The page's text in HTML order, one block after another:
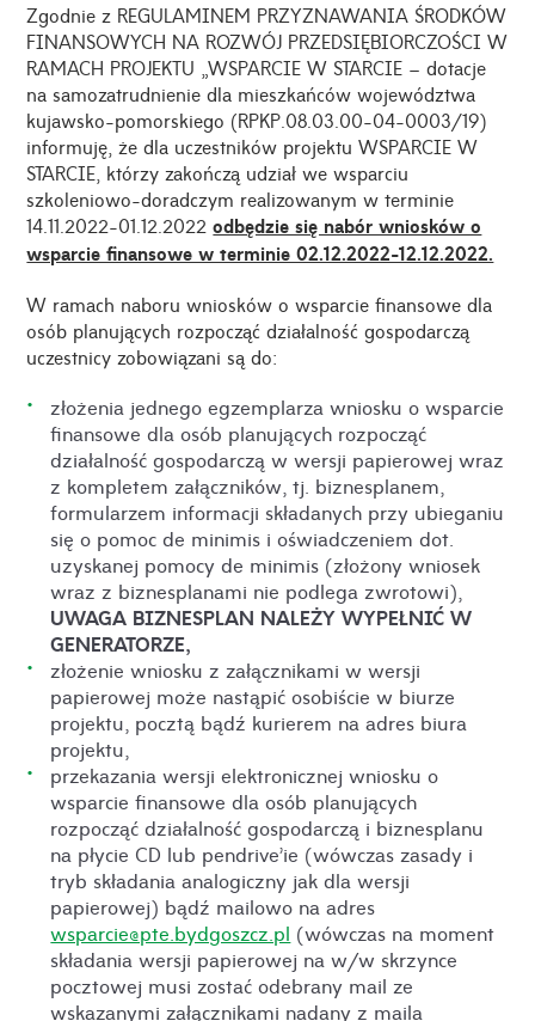
Zgodnie z REGULAMINEM PRZYZNAWANIA ŚRODKÓW
FINANSOWYCH NA ROZWÓJ PRZEDSIĘBIORCZOŚCI W
RAMACH PROJEKTU „WSPARCIE W STARCIE – dotacje
na samozatrudnienie dla mieszkańców województwa
kujawsko-pomorskiego (RPKP.08.03.00-04-0003/19)
informuję, że dla uczestników projektu WSPARCIE W
STARCIE, którzy zakończą udział we wsparciu
szkoleniowo-doradczym realizowanym w terminie
14.11.2022-01.12.2022odbędzie się nabór wniosków o
wsparcie finansowe w terminie 02.12.2022-12.12.2022.
W ramach naboru wniosków o wsparcie finansowe dla
osób planujących rozpocząć działalność gospodarczą
uczestnicy zobowiązani są do:
złożenia jednego egzemplarza wniosku o wsparcie
finansowe dla osób planujących rozpocząć
działalność gospodarczą w wersji papierowej wraz
z kompletem załączników, tj. biznesplanem,
formularzem informacji składanych przy ubieganiu
się o pomocde minimis i oświadczeniem dot.
uzyskanej pomocyde minimis (złożony wniosek
wraz z biznesplanami nie podlega zwrotowi),
UWAGA BIZNESPLAN NALEŻY WYPEŁNIĆ W
GENERATORZE,
złożenie wniosku z załącznikami w wersji
papierowej może nastąpić osobiście w biurze
projektu, pocztą bądź kurierem na adres biura
projektu,
przekazania wersji elektronicznej wniosku o
wsparcie finansowe dla osób planujących
rozpocząć działalność gospodarczą i biznesplanu
na płycie CD lub pendrive’ie (wówczas zasady i
tryb składania analogiczny jak dla wersji
papierowej) bądź mailowo na adres
wsparcie@pte.bydgoszcz.pl (wówczas na moment
składania wersji papierowej na w/w skrzynce
pocztowej musi zostać odebrany mail ze
wskazanymi załącznikami nadany z maila